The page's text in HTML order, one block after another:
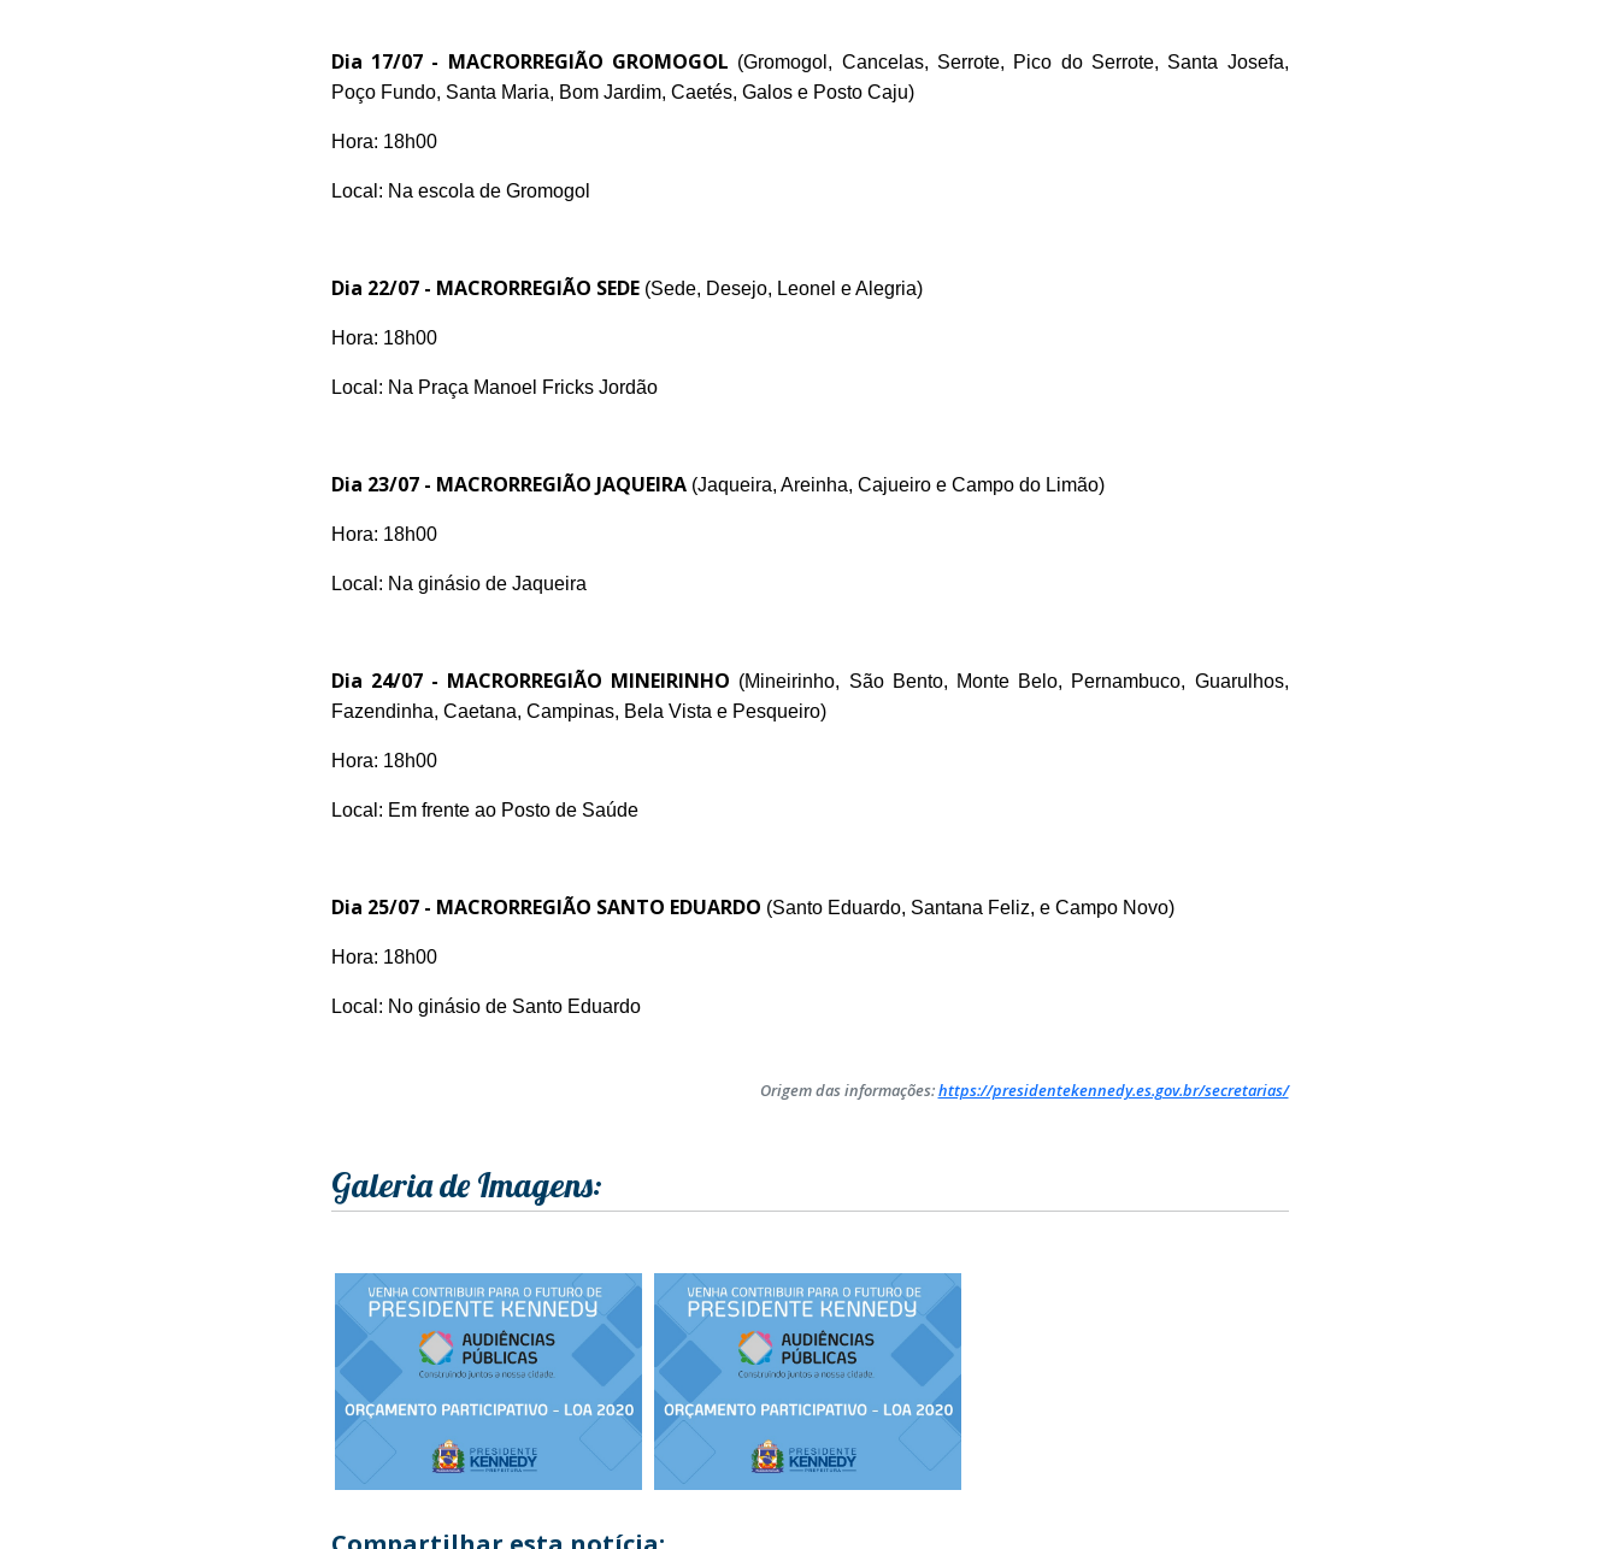
Dia 17/07 - MACRORREGIÃO GROMOGOL (Gromogol, Cancelas, Serrote, Pico do Serrote, Santa Josefa,
Poço Fundo, Santa Maria, Bom Jardim, Caetés, Galos e Posto Caju)
Hora: 18h00
Local: Na escola de Gromogol
Dia 22/07 - MACRORREGIÃO SEDE (Sede, Desejo, Leonel e Alegria)
Hora: 18h00
Local: Na Praça Manoel Fricks Jordão
Dia 23/07 - MACRORREGIÃO JAQUEIRA (Jaqueira, Areinha, Cajueiro e Campo do Limão)
Hora: 18h00
Local: Na ginásio de Jaqueira
Dia 24/07 - MACRORREGIÃO MINEIRINHO (Mineirinho, São Bento, Monte Belo, Pernambuco, Guarulhos,
Fazendinha, Caetana, Campinas, Bela Vista e Pesqueiro)
Hora: 18h00
Local: Em frente ao Posto de Saúde
Dia 25/07 - MACRORREGIÃO SANTO EDUARDO (Santo Eduardo, Santana Feliz, e Campo Novo)
Hora: 18h00
Local: No ginásio de Santo Eduardo
Origem das informações:https://presidentekennedy.es.gov.br/secretarias/
Galeria de Imagens: